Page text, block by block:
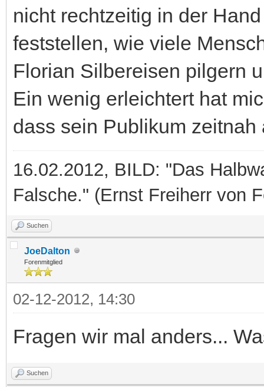
nicht rechtzeitig in der
feststellen, wie viele
Florian Silbereisen pilgern
Ein wenig erleichtert hat
dass sein Publikum zeitnah
16.02.2012, BILD: "Das
Falsche." (Ernst Freiherr von
Suchen
JoeDalton
Forenmitglied
02-12-2012, 14:30
Fragen wir mal anders...
Suchen